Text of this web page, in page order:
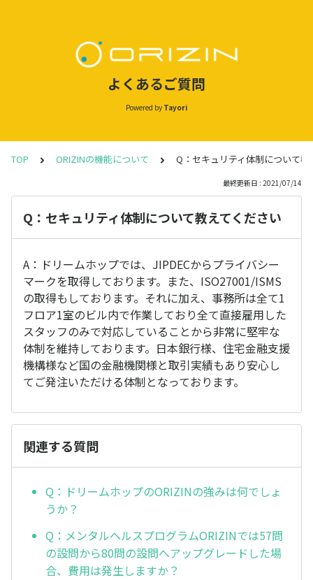
よくあるご質問
Powered by Tayori
TOP ORIZINの機能について Q：セキュリティ体制について教
最終更新日 : 2021/07/14
Q：セキュリティ体制について教えてください
A：ドリームホップでは、JIPDECからプライバシー
マークを取得しております。また、ISO27001/ISMS
の取得もしております。それに加え、事務所は全て1
フロア1室のビル内で作業しており全て直接雇用した
スタッフのみで対応していることから非常に堅牢な
体制を維持しております。日本銀行様、住宅金融支援
機構様など国の金融機関様と取引実績もあり安心し
てご発注いただける体制となっております。
関連する質問
Q：ドリームホップのORIZINの強みは何でしょ
うか？
Q：メンタルヘルスプログラムORIZINでは57問
の設問から80問の設問へアップグレードした場
合、費用は発生しますか？